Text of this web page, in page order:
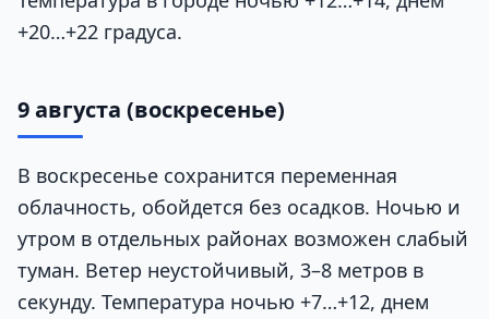
+20…+22 градуса.
9 августа (воскресенье)
В воскресенье сохранится переменная
облачность, обойдется без осадков. Ночью и
утром в отдельных районах возможен слабый
туман. Ветер неустойчивый, 3–8 метров в
секунду. Температура ночью +7…+12, днем